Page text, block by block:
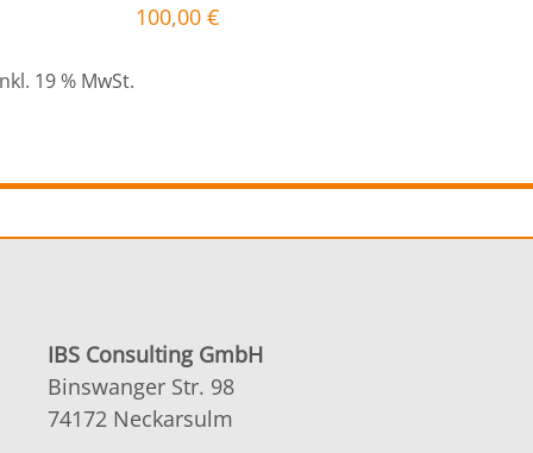
100,00€
19 % MwSt.
IBS Consulting GmbH
Binswanger Str. 98
74172 Neckarsulm